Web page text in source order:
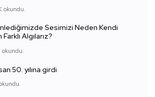
okundu.
Sesimizi Neden Kendi
Algılarız?
okundu.
50. yılına girdi